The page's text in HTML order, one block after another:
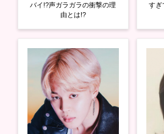
バイ!?声ガラガラの衝撃の理
由とは!?
すぎ